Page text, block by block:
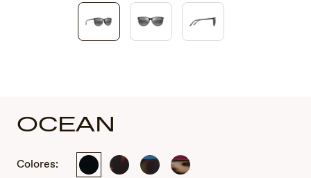
OCEAN
Colores:
Negro HabanaCarey Carey